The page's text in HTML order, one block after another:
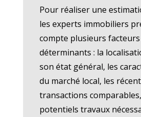
Pour réaliser une
les experts immobiliers
compte plusieurs facteurs
déterminants : la
son état général, les
du marché local, les
transactions
potentiels travaux